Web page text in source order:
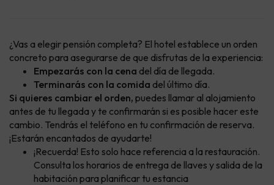
¿Vas a elegir pensión completa? El hotel establece un orden
concreto para asegurarse de que disfrutas de la experiencia:
Empezarás con la cena del día de llegada.
Terminarás con la comida del último día.
Si quieres cambiar el orden, puedes llamar al alojamiento
antes de tu llegada y te confirmarán si es posible hacer este
cambio. Tendrás el teléfono en tu confirmación de reserva.
¡Estarán encantados de ayudarte!
¡Recuerda! Esto solo hace referencia a la restauración.
Consulta los horarios de entrega de llaves y salida de la
habitación para planificar tu estancia